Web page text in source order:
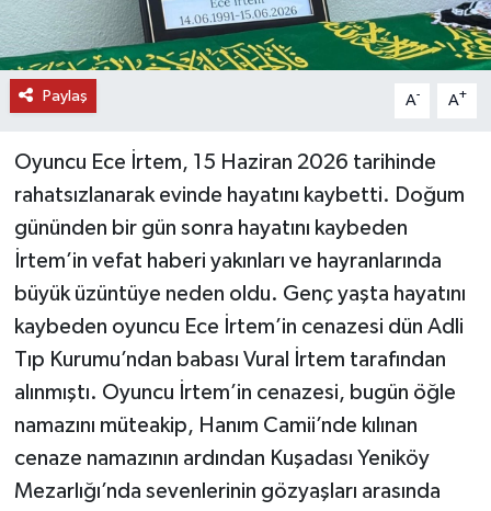
Paylaş A- A+
Oyuncu Ece İrtem, 15 Haziran 2026 tarihinde
rahatsızlanarak evinde hayatını kaybetti. Doğum
gününden bir gün sonra hayatını kaybeden
İrtem’in vefat haberi yakınları ve hayranlarında
büyük üzüntüye neden oldu. Genç yaşta hayatını
kaybeden oyuncu Ece İrtem’in cenazesi dün Adli
Tıp Kurumu’ndan babası Vural İrtem tarafından
alınmıştı. Oyuncu İrtem’in cenazesi, bugün öğle
namazını müteakip, Hanım Camii’nde kılınan
cenaze namazının ardından Kuşadası Yeniköy
Mezarlığı’nda sevenlerinin gözyaşları arasında
TURİZM
RÖPORTAJ
YAZARLAR
RESMİ İLAN
MAGAZİN